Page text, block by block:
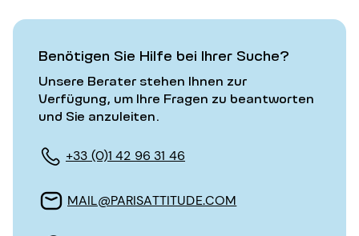
Benötigen Sie Hilfe bei Ihrer Suche?
Unsere Berater stehen Ihnen zur
Verfügung, um Ihre Fragen zu beantworten
und Sie anzuleiten.
+33 (0)1 42 96 31 46
MAIL@PARISATTITUDE.COM